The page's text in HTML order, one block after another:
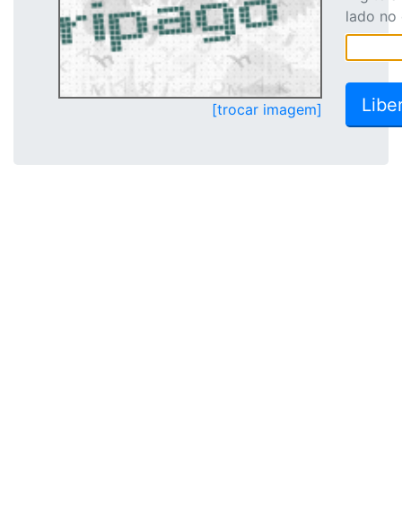
[trocar imagem]
lado no